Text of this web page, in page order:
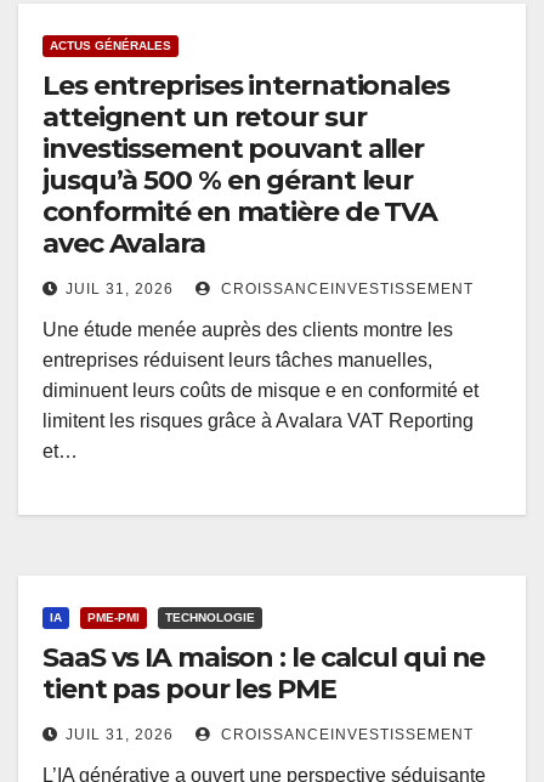
ACTUS GÉNÉRALES
Les entreprises internationales
atteignent un retour sur
investissement pouvant aller
jusqu’à 500 % en gérant leur
conformité en matière de TVA
avec Avalara
JUIL 31, 2026 CROISSANCEINVESTISSEMENT
Une étude menée auprès des clients montre les
entreprises réduisent leurs tâches manuelles,
diminuent leurs coûts de misque e en conformité et
limitent les risques grâce à Avalara VAT Reporting
et…
IA PME-PMI TECHNOLOGIE
SaaS vs IA maison : le calcul qui ne
tient pas pour les PME
JUIL 31, 2026 CROISSANCEINVESTISSEMENT
L’IA générative a ouvert une perspective séduisante